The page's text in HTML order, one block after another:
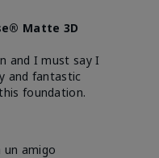
Matte 3D
and I must say I
and fantastic
foundation.
un amigo